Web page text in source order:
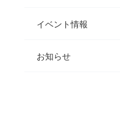
イベント情報
お知らせ